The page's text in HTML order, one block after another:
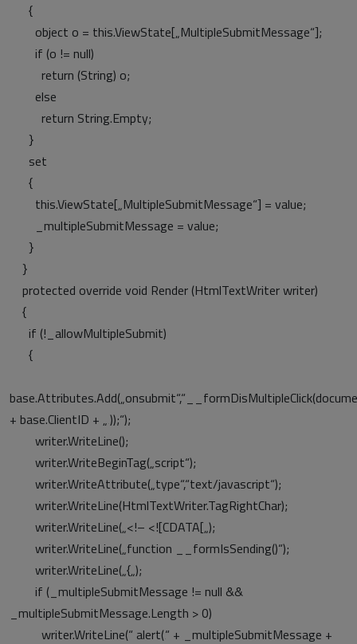
{
object o = this.ViewState[„MultipleSubmitMessage“];
if (o != null)
return (String) o;
else
return String.Empty;
}
set
{
this.ViewState[„MultipleSubmitMessage“] = value;
_multipleSubmitMessage = value;
}
}
protected override void Render (HtmlTextWriter writer)
{
if (!_allowMultipleSubmit)
{
+ base.ClientID + „‚));“);
writer.WriteLine();
writer.WriteBeginTag(„script“);
writer.WriteAttribute(„type“,“text/javascript“);
writer.WriteLine(HtmlTextWriter.TagRightChar);
writer.WriteLine(„<!– <![CDATA[„);
writer.WriteLine(„function __formIsSending()“);
writer.WriteLine(„{„);
if (_multipleSubmitMessage != null &&
_multipleSubmitMessage.Length > 0)
writer.WriteLine(“ alert(‚“ + _multipleSubmitMessage +